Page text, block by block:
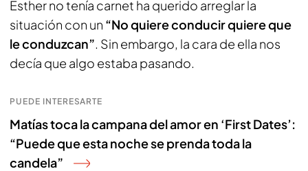
Esther no tenía carnet ha querido arreglar la
situación con un “No quiere conducir quiere que
le conduzcan”. Sin embargo, la cara de ella nos
decía que algo estaba pasando.
PUEDE INTERESARTE
Matías toca la campana del amor en ‘First Dates’:
“Puede que esta noche se prenda toda la
candela”